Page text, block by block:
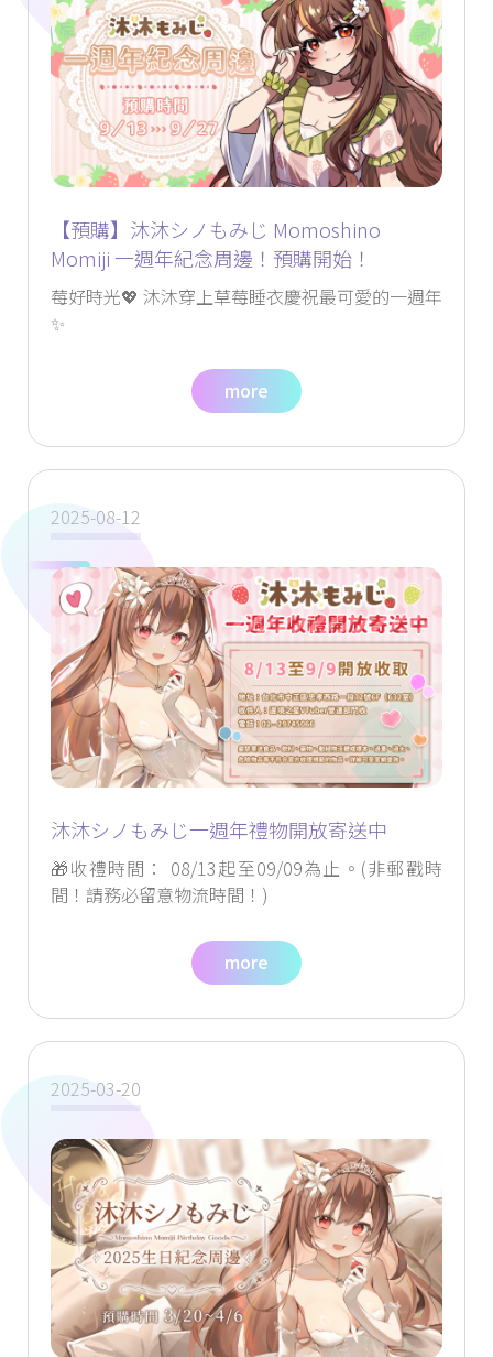
【預購】沐沐シノもみじ Momoshino
Momiji 一週年紀念周邊！預購開始！
莓好時光💖 沐沐穿上草莓睡衣慶祝最可愛的一週年
✨
more
2025-08-12
沐沐シノもみじ一週年禮物開放寄送中
🎁收禮時間： 08/13起至09/09為止。(非郵戳時
間！請務必留意物流時間！)
more
2025-03-20